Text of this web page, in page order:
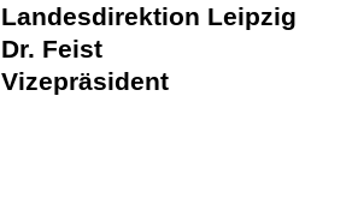
Landesdirektion Leipzig
Dr. Feist
Vizepräsident